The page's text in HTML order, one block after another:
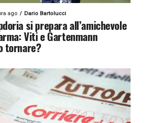
ago Dario Bartolucci
si prepara all’amichevole
Viti e Gartenmann
tornare?